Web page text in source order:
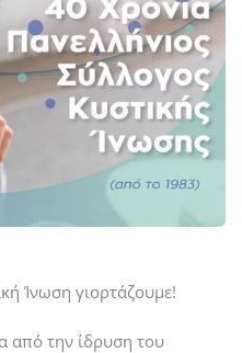
Ίνωση γιορτάζουμε!
από την ίδρυση του